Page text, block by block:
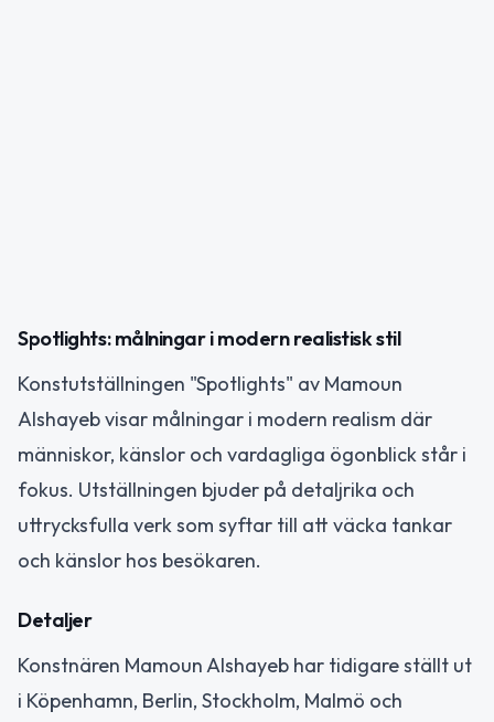
Spotlights: målningar i modern realistisk stil
Konstutställningen "Spotlights" av Mamoun
Alshayeb visar målningar i modern realism där
människor, känslor och vardagliga ögonblick står i
fokus. Utställningen bjuder på detaljrika och
uttrycksfulla verk som syftar till att väcka tankar
och känslor hos besökaren.
Detaljer
Konstnären Mamoun Alshayeb har tidigare ställt ut
i Köpenhamn, Berlin, Stockholm, Malmö och